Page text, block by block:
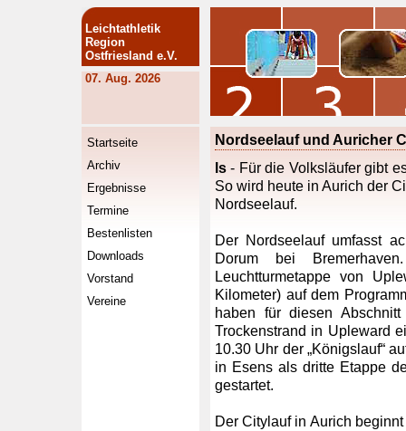
Leichtathletik
Region
Ostfriesland e.V.
07. Aug. 2026
Startseite
Archiv
Ergebnisse
Termine
Bestenlisten
Downloads
Vorstand
Vereine
Nordseelauf und Auricher
ls - Für die Volksläufer gibt
So wird heute in Aurich der
Nordseelauf.
Der Nordseelauf umfasst
Dorum bei
Leuchtturmetappe von
Kilometer) auf dem
haben für diesen
Trockenstrand in Upleward
10.30 Uhr der „Königslauf“
in Esens als dritte Etappe
gestartet.
Der Citylauf in Aurich